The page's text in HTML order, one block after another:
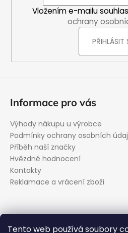
Tento web používá soubory
Vložením e-mailu
ochrany
PŘIHLÁSIT
Informace pro vás
Výhody nákupu u výrobce
Podmínky ochrany osobních
Příběh naší značky
Hvězdné hodnocení
Kontakty
Reklamace a vrácení zboží